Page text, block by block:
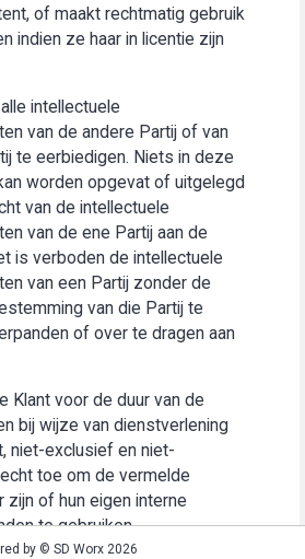
of maakt rechtmatig gebruik
indien ze haar in licentie zijn
intellectuele
van de andere Partij of van
te eerbiedigen. Niets in deze
worden opgevat of uitgelegd
van de intellectuele
van de ene Partij aan de
is verboden de intellectuele
van een Partij zonder de
van die Partij te
of over te dragen aan
Klant voor de duur van de
bij wijze van dienstverlening
niet-exclusief en niet-
toe om de vermelde
of hun eigen interne
te gebruiken
by © SD Worx 2026